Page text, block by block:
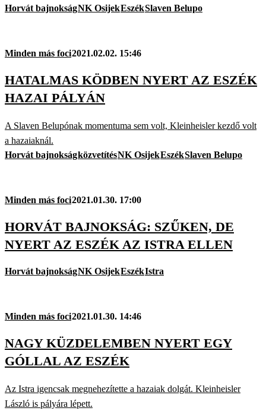
Horvát bajnokságNK OsijekEszékSlaven Belupo
Minden más foci2021.02.02. 15:46
HATALMAS KÖDBEN NYERT AZ ESZÉK
HAZAI PÁLYÁN
A Slaven Belupónak momentuma sem volt, Kleinheisler kezdő volt
a hazaiaknál.
Horvát bajnokságközvetítésNK OsijekEszékSlaven Belupo
Minden más foci2021.01.30. 17:00
HORVÁT BAJNOKSÁG: SZŰKEN, DE
NYERT AZ ESZÉK AZ ISTRA ELLEN
Horvát bajnokságNK OsijekEszékIstra
Minden más foci2021.01.30. 14:46
NAGY KÜZDELEMBEN NYERT EGY
GÓLLAL AZ ESZÉK
Az Istra igencsak megnehezítette a hazaiak dolgát. Kleinheisler
László is pályára lépett.